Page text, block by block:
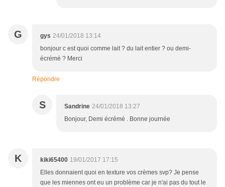
G gys 24/01/2018 13:14
bonjour c est quoi comme lait ? du lait entier ? ou demi-
écrémé ? Merci
Répondre
S Sandrine 24/01/2018 13:27
Bonjour, Demi écrémé . Bonne journée
K kiki65400 19/01/2017 17:15
Elles donnaient quoi en texture vos crèmes svp? Je pense
que les miennes ont eu un problème car je n'ai pas du tout le